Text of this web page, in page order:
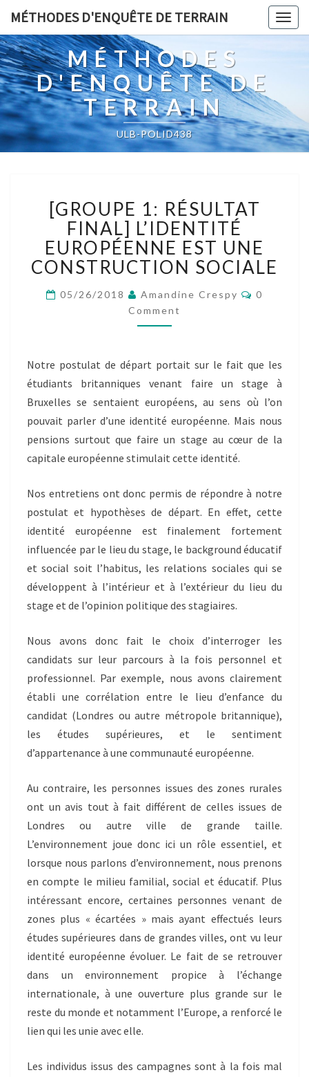
MÉTHODES D'ENQUÊTE DE TERRAIN
MÉTHODES
D'ENQUÊTE DE
TERRAIN
ULB-POLID438
1:
RÉSULTAT
FINAL]
L’IDENTITÉ
EUROPÉENNE
UNE
CONSTRUCTION
SOCIALE
[GROUPE 1: RÉSULTAT
FINAL] L’IDENTITÉ
EUROPÉENNE EST UNE
CONSTRUCTION SOCIALE
05/26/2018 Amandine Crespy
0
Comment
Notre postulat de départ portait sur le fait que les
étudiants britanniques venant faire un stage à
Bruxelles se sentaient européens, au sens où l’on
pouvait parler d’une identité européenne. Mais nous
pensions surtout que faire un stage au cœur de la
capitale européenne stimulait cette identité.
Nos entretiens ont donc permis de répondre à notre
postulat et hypothèses de départ. En effet, cette
identité européenne est finalement fortement
influencée par le lieu du stage, le background éducatif
et social soit l’habitus, les relations sociales qui se
développent à l’intérieur et à l’extérieur du lieu du
stage et de l’opinion politique des stagiaires.
Nous avons donc fait le choix d’interroger les
candidats sur leur parcours à la fois personnel et
professionnel. Par exemple, nous avons clairement
établi une corrélation entre le lieu d’enfance du
candidat (Londres ou autre métropole britannique),
les études supérieures, et le sentiment
d’appartenance à une communauté européenne.
Au contraire, les personnes issues des zones rurales
ont un avis tout à fait différent de celles issues de
Londres ou autre ville de grande taille.
L’environnement joue donc ici un rôle essentiel, et
lorsque nous parlons d’environnement, nous prenons
en compte le milieu familial, social et éducatif. Plus
intéressant encore, certaines personnes venant de
zones plus « écartées » mais ayant effectués leurs
études supérieures dans de grandes villes, ont vu leur
identité européenne évoluer. Le fait de se retrouver
dans un environnement propice à l’échange
internationale, à une ouverture plus grande sur le
reste du monde et notamment l’Europe, a renforcé le
lien qui les unie avec elle.
Les individus issus des campagnes sont à la fois mal